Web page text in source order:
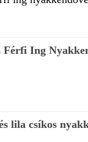
Ing
lila csíkos